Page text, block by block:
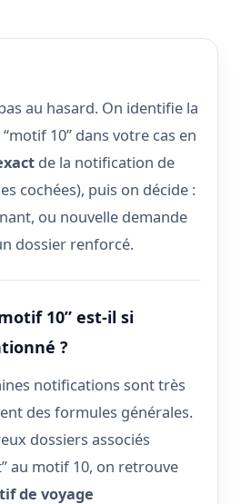
au hasard. On identifie la
10” dans votre cas en
de la notification de
cochées), puis on décide :
ou nouvelle demande
dossier renforcé.
10” est-il si
?
notifications sont très
des formules générales.
dossiers associés
au motif 10, on retrouve
de voyage